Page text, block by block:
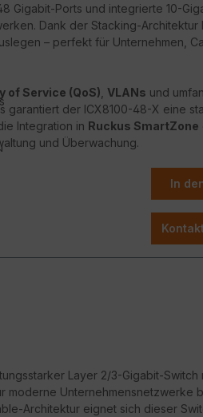
Gigabit-Ports und integrierte 10-
Dank der Stacking-Architektur
– perfekt für Unternehmen,
of Service (QoS) VLANs und
garantiert der ICX8100-48-X eine
Integration in Ruckus SmartZone
und Überwachung.
und Zuverlässigkeit –
Netzwerkinfrastruktur
In
Layer 2/3-Gigabit-Switch
moderne Unternehmensnetzwerke
Architektur eignet sich dieser